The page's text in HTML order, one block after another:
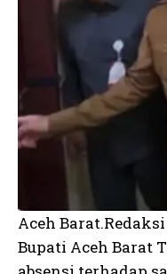
Aceh Barat.Redaksi
Bupati Aceh Barat